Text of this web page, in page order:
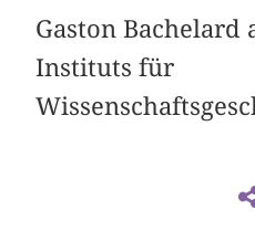
Gaston Bachelard
Instituts für